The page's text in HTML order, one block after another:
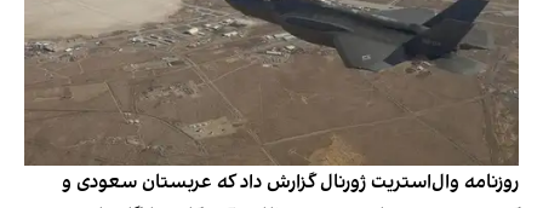
روزنامه وال‌استریت ژورنال گزارش داد که عربستان سعودی و